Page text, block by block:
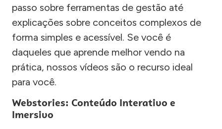
passo sobre ferramentas de gestão até
explicações sobre conceitos complexos de
forma simples e acessível. Se você é
daqueles que aprende melhor vendo na
prática, nossos vídeos são o recurso ideal
para você.
Webstories: Conteúdo Interativo e
Imersivo